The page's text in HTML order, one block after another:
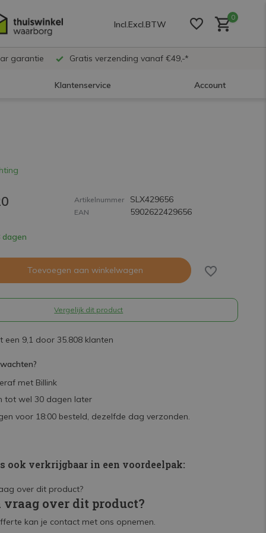
Incl.Excl.BTW
0
garantie Gratis verzending vanaf €49,-*
Klantenservice Account
Artikelnummer SLX429656
EAN 5902622429656
Toevoegen aan winkelwagen
Vergelijk dit product
een 9,1 door 35.808 klanten
met Billink
tot wel 30 dagen later
voor 18:00 besteld, dezelfde dag verzonden.
ook verkrijgbaar in een voordeelpak:
vraag over dit product?
kan je contact met ons opnemen.